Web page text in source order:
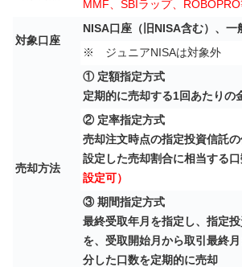
MMF、SBIラップ、ROBOPRO
対象口座
NISA口座（旧NISA含む）、一
※ ジュニアNISAは対象外
売却方法
① 定額指定方式
定期的に売却する1回あたりの
② 定率指定方式
売却注文時点の指定投資信託の
設定した売却割合に相当する
設定可）
③ 期間指定方式
最終受取年月を指定し、指定
を、受取開始月から取引最終
分した口数を定期的に売却